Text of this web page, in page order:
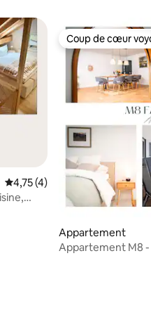
: 5 sur 5
Évaluation moyenne sur la
4,75 (4)
Coup de cœur
Coup de cœur
Appartement
Appartement M8 -